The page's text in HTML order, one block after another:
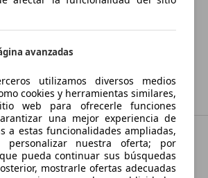
– Hora
– Hora
avanzadas
utilizamos diversos medios
cookies y herramientas similares,
web para ofrecerle funciones
una mejor experiencia de
a estas funcionalidades ampliadas,
personalizar nuestra oferta; por
pueda continuar sus búsquedas
mostrarle ofertas adecuadas